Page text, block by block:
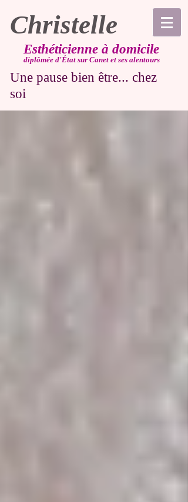
Christelle
Esthéticienne à domicile
diplômée d'État sur Canet et ses alentours
Une pause bien être... chez
soi